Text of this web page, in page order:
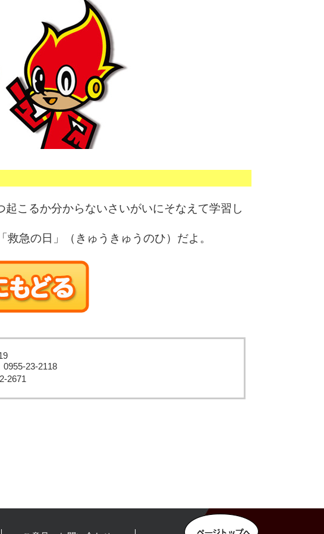
こるか分からないさいがいにそなえて学習し
急の日」（きゅうきゅうのひ）だよ。